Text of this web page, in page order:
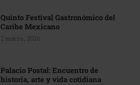
Quinto Festival Gastronómico del
Caribe Mexicano
2 marzo, 2026
Palacio Postal: Encuentro de
historia, arte y vida cotidiana